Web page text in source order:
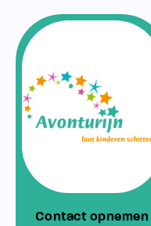
Contact opnemen